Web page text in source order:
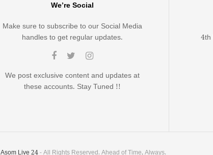
We’re Social
Make sure to subscribe to our Social Media
handles to get regular updates.
We post exclusive content and updates at
these accounts. Stay Tuned !!
4th
Asom Live 24- All Rights Reserved. Ahead of Time, Always.